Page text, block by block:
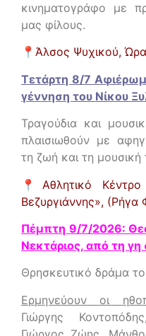
κινηματογράφο με
μας φίλους.
📍 Άλσος Ψυχικού,
Τετάρτη 8/7
γέννηση του Νίκου
Τραγούδια και
πλαισιωθούν με
τη ζωή και τη μουσική
📍 Αθλητικό
Βεζυργιάννης», (Ρήγα
Πέμπτη 9/7/2026:
Νεκτάριος, από τη
Θρησκευτικό δράμα
Ερμηνεύουν οι
Γιώργης